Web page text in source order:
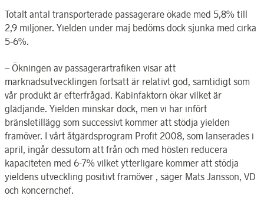
Totalt antal transporterade passagerare ökade med 5,8% till
2,9 miljoner. Yielden under maj bedöms dock sjunka med cirka
5-6%.
– Ökningen av passagerartrafiken visar att
marknadsutvecklingen fortsatt är relativt god, samtidigt som
vår produkt är efterfrågad. Kabinfaktorn ökar vilket är
glädjande. Yielden minskar dock, men vi har infört
bränsletillägg som successivt kommer att stödja yielden
framöver. I vårt åtgärdsprogram Profit 2008, som lanserades i
april, ingår dessutom att från och med hösten reducera
kapaciteten med 6-7% vilket ytterligare kommer att stödja
yieldens utveckling positivt framöver , säger Mats Jansson, VD
och koncernchef.